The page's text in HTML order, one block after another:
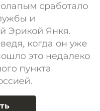
сработало
и
Эрикой Янкя.
когда он уже
это недалеко
пункта